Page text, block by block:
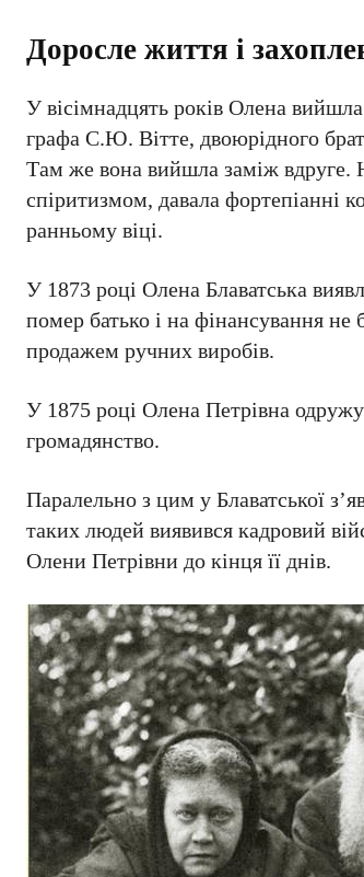
Доросле життя і
У вісімнадцять років Олена
графа С.Ю. Вітте, двоюрідного
Там же вона вийшла заміж вдруге.
спіритизмом, давала фортепіанні
ранньому віці.
У 1873 році Олена Блаватська
помер батько і на фінансування не
продажем ручних виробів.
У 1875 році Олена Петрівна
громадянство.
Паралельно з цим у Блаватської
таких людей виявився кадровий
Олени Петрівни до кінця її днів.